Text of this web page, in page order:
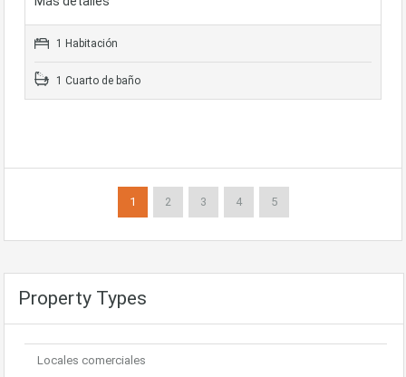
1 Habitación
1 Cuarto de baño
1 2 3 4 5
Property Types
Locales comerciales